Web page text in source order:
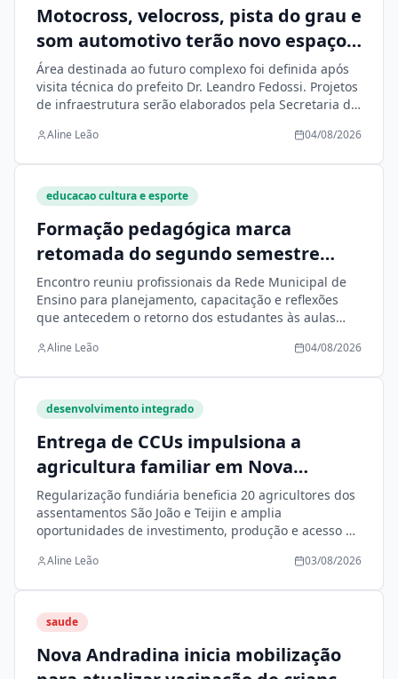
Motocross, velocross, pista do grau e
som automotivo terão novo espaço
planejado pela Prefeitura em Nova
Andradina
Área destinada ao futuro complexo foi definida após
visita técnica do prefeito Dr. Leandro Fedossi. Projetos
de infraestrutura serão elaborados pela Secretaria de
Aline Leão 04/08/2026
educacao cultura e esporte
Formação pedagógica marca
retomada do segundo semestre
letivo em Nova Andradina
Encontro reuniu profissionais da Rede Municipal de
Ensino para planejamento, capacitação e reflexões
que antecedem o retorno dos estudantes às aulas
Aline Leão 04/08/2026
desenvolvimento integrado
Entrega de CCUs impulsiona a
agricultura familiar em Nova
Andradina
Regularização fundiária beneficia 20 agricultores dos
assentamentos São João e Teijin e amplia
oportunidades de investimento, produção e acesso às
Aline Leão 03/08/2026
saude
Nova Andradina inicia mobilização